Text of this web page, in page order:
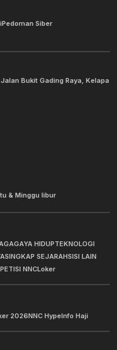
Pedoman Siber
Bukit Gading Raya, Kelapa
& Minggu libur
GAYA HIDUPTEKNOLOGI
SINGKAP SEJARAHSISI LAIN
NNCLoker
2026NNC HypeInfo Haji